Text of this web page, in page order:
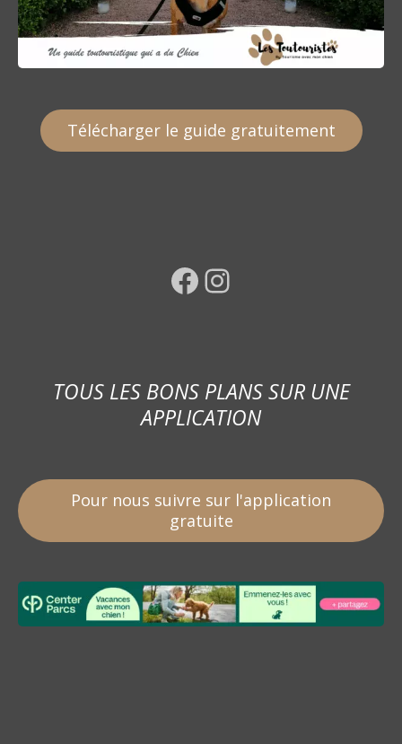
Télécharger le guide gratuitement
Facebook Instagram
TOUS LES BONS PLANS SUR UNE
APPLICATION
Pour nous suivre sur l'application
gratuite